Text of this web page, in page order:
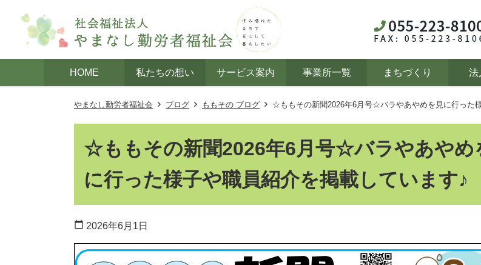
HOME 私たちの想い サービス案内 事業所一覧 まちづくり 法
やまなし勤労者福祉会 ブログ ももその ブログ ☆ももその新聞2026年6月号☆バラやあやめを見に行った
☆ももその新聞2026年6月号☆バラやあやめ
に行った様子や職員紹介を掲載しています♪
calendar_today 2026年6月1日